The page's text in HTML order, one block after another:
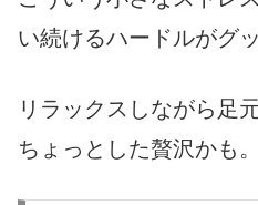
い続けるハードルがグ
リラックスしながら足
ちょっとした贅沢かも。